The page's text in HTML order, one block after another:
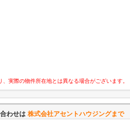
実際の物件所在地とは異なる場合がございます。
わせは 株式会社アセントハウジングまで